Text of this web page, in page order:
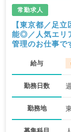
常勤求人
【東京都／足
能◎／人気エリ
管理のお仕事で
給与
勤務日数
勤務地
募集科目